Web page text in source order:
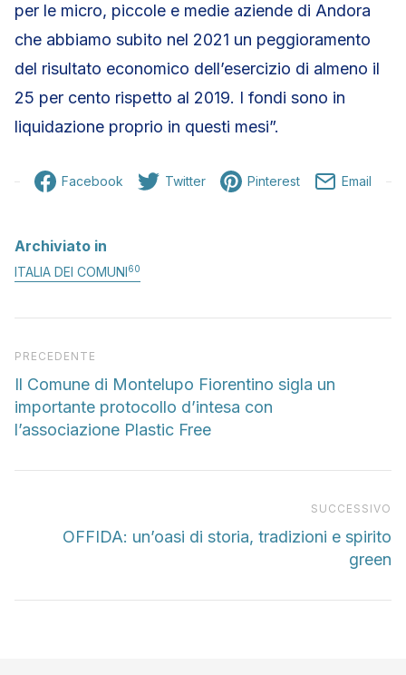
per le micro, piccole e medie aziende di Andora
che abbiamo subito nel 2021 un peggioramento
del risultato economico dell’esercizio di almeno il
25 per cento rispetto al 2019. I fondi sono in
liquidazione proprio in questi mesi”.
Facebook Twitter Pinterest Email
Archiviato in
ITALIA DEI COMUNI60
Articolo precedente
PRECEDENTE
Il Comune di Montelupo Fiorentino sigla un
importante protocollo d’intesa con
l’associazione Plastic Free
SUCCESSIVO
OFFIDA: un’oasi di storia, tradizioni e spirito
green